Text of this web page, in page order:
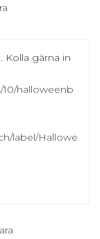
Kolla gärna in
halloweenb
label/Hallowe